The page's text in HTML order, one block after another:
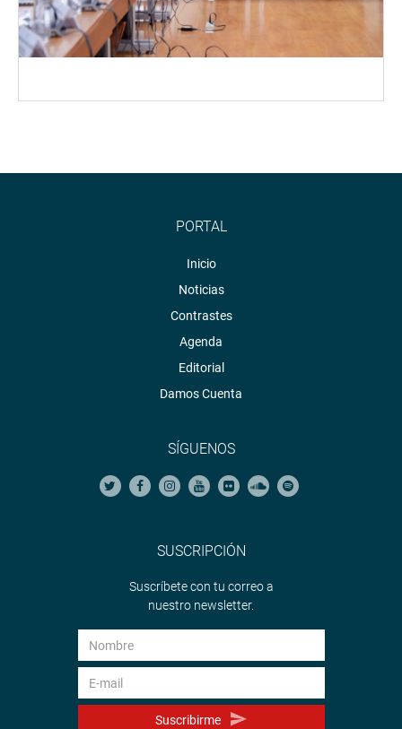
PORTAL
Inicio
Noticias
Contrastes
Agenda
Editorial
Damos Cuenta
SÍGUENOS
SUSCRIPCIÓN
Suscríbete con tu correo a
nuestro newsletter.
Suscribirme